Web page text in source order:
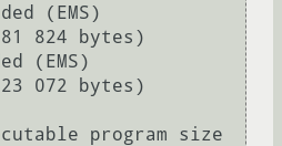
(EMS)
824 bytes)
(EMS)
072 bytes)
program size